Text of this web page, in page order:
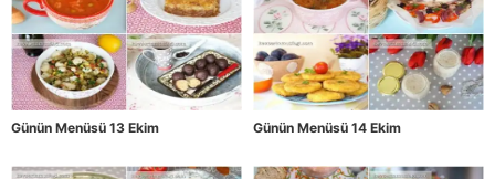
Günün Menüsü 13 Ekim Günün Menüsü 14 Ekim